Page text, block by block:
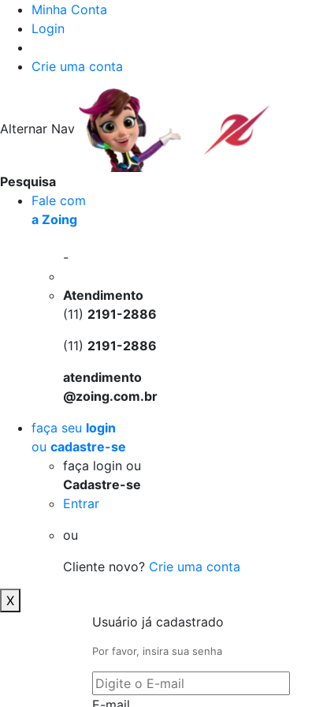
Minha Conta
Login
Crie uma conta
Alternar Nav
Pesquisa
Fale com
a Zoing
-
Atendimento
(11) 2191-2886
(11) 2191-2886
atendimento
@zoing.com.br
faça seu login
ou cadastre-se
faça login ou
Cadastre-se
Entrar
ou
Cliente novo? Crie uma conta
X
Usuário já cadastrado
Por favor, insira sua senha